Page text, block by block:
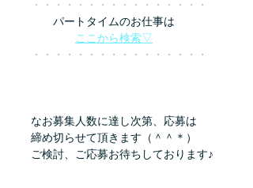
・・・・・・・・・・・・・・・・
パートタイムのお仕事は
ここから検索▽
・・・・・・・・・・・・・・・・
なお募集人数に達し次第、応募は
締め切らせて頂きます（＾＾＊）
ご検討、ご応募お待ちしております♪